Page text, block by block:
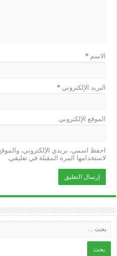
الاسم*
البريد الإلكتروني*
الموقع الإلكتروني
احفظ اسمي، بريدي الإلكتروني،
لاستخدامها المرة المقبلة في تعليقي.